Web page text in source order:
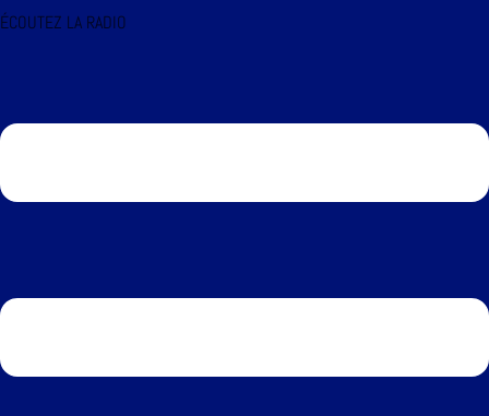
ÉCOUTEZ LA RADIO